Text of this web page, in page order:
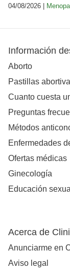
04/08/2026 |
Información
Aborto
Pastillas
Cuanto cuesta
Preguntas
Métodos
Enfermedades
Ofertas médicas
Ginecología
Educación sexual
Acerca de
Anunciarme en
Aviso legal